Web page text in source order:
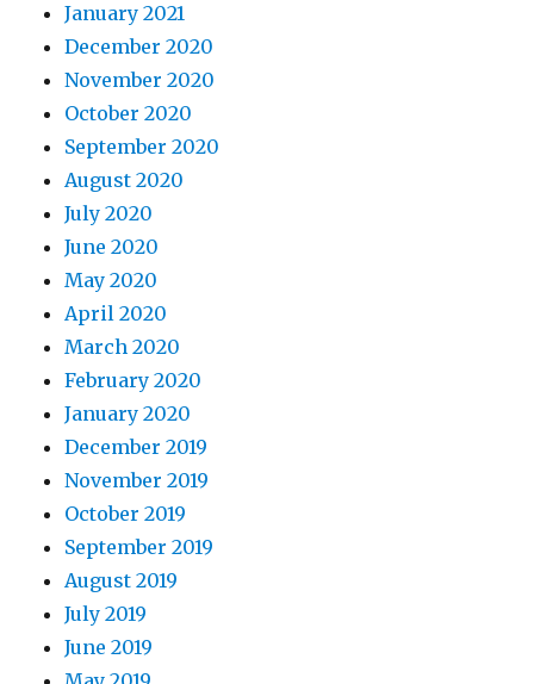
January 2021
December 2020
November 2020
October 2020
September 2020
August 2020
July 2020
June 2020
May 2020
April 2020
March 2020
February 2020
January 2020
December 2019
November 2019
October 2019
September 2019
August 2019
July 2019
June 2019